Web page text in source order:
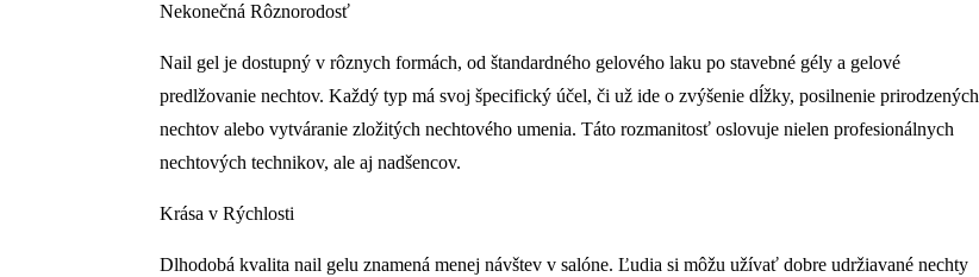
Nekonečná Rôznorodosť
Nail gel je dostupný v rôznych formách, od štandardného gelového laku po stavebné gély a gelové
predlžovanie nechtov. Každý typ má svoj špecifický účel, či už ide o zvýšenie dĺžky, posilnenie prirodzených
nechtov alebo vytváranie zložitých nechtového umenia. Táto rozmanitosť oslovuje nielen profesionálnych
nechtových technikov, ale aj nadšencov.
Krása v Rýchlosti
Dlhodobá kvalita nail gelu znamená menej návštev v salóne. Ľudia si môžu užívať dobre udržiavané nechty